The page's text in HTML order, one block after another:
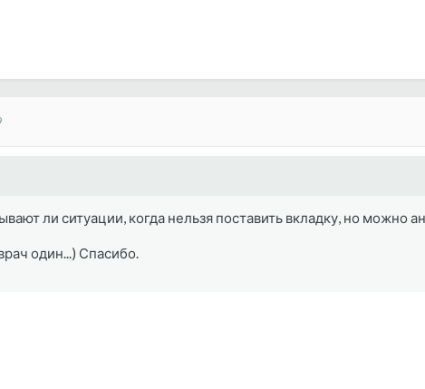
ли ситуации, когда нельзя поставить вкладку, но можно
один...) Спасибо.